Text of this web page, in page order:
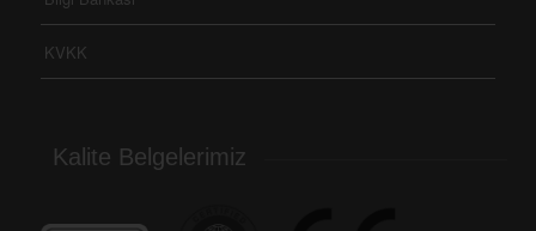
KVKK
Kalite Belgelerimiz